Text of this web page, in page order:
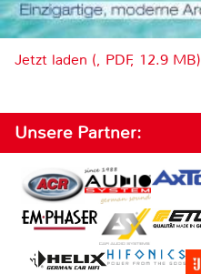
Jetzt laden (, PDF, 12.9 MB)
Unsere Partner: